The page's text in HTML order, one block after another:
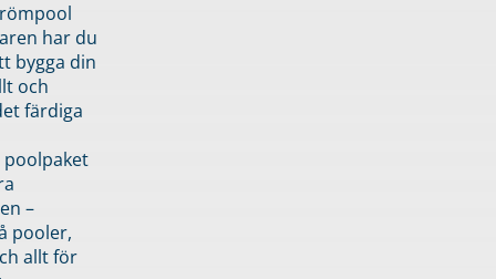
har du
bygga din
och
färdiga
–
pooler,
allt för